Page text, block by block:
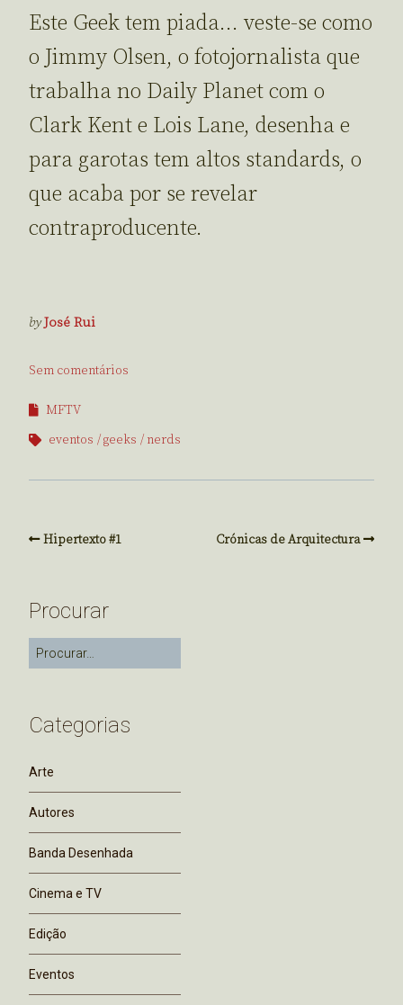
Este Geek tem piada… veste-se como
o Jimmy Olsen, o fotojornalista que
trabalha no Daily Planet com o
Clark Kent e Lois Lane, desenha e
para garotas tem altos standards, o
que acaba por se revelar
contraproducente.
byJosé Rui
Sem comentários
MFTV
eventos
geeks nerds
Hipertexto #1 Crónicas de Arquitectura
Procurar
Categorias
Arte
Autores
Banda Desenhada
Cinema e TV
Edição
Eventos